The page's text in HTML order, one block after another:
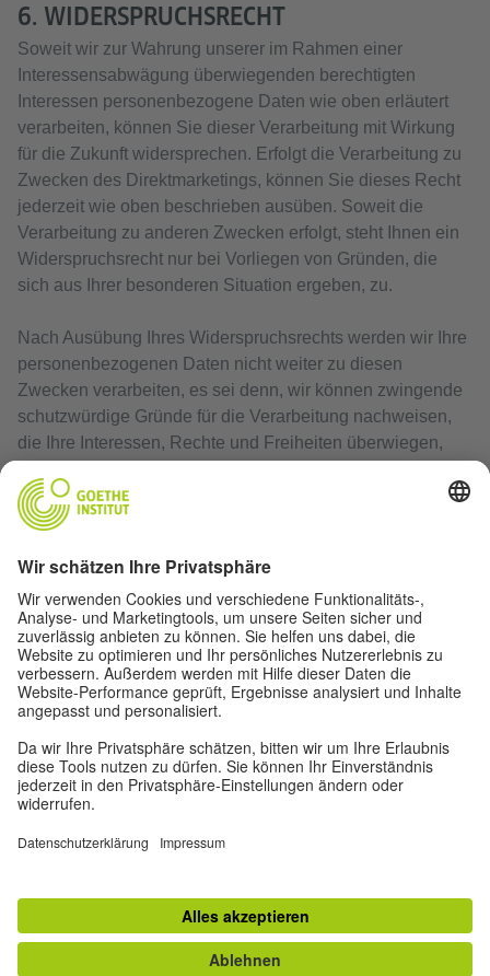
6. WIDERSPRUCHSRECHT
Soweit wir zur Wahrung unserer im Rahmen einer
Interessensabwägung überwiegenden berechtigten
Interessen personenbezogene Daten wie oben erläutert
verarbeiten, können Sie dieser Verarbeitung mit Wirkung
für die Zukunft widersprechen. Erfolgt die Verarbeitung zu
Zwecken des Direktmarketings, können Sie dieses Recht
jederzeit wie oben beschrieben ausüben. Soweit die
Verarbeitung zu anderen Zwecken erfolgt, steht Ihnen ein
Widerspruchsrecht nur bei Vorliegen von Gründen, die
sich aus Ihrer besonderen Situation ergeben, zu.
Nach Ausübung Ihres Widerspruchsrechts werden wir Ihre
personenbezogenen Daten nicht weiter zu diesen
Zwecken verarbeiten, es sei denn, wir können zwingende
schutzwürdige Gründe für die Verarbeitung nachweisen,
die Ihre Interessen, Rechte und Freiheiten überwiegen,
Ausübung oder Verteidigung von Rechtsansprüchen dient.
Direktmarketings erfolgt. Dann werden wir Ihre
personenbezogenen Daten nicht weiter zu diesem Zweck
verarbeiten.
Februar 2020
Goethe-Institut e.V.
TOP
Zur klassischen Ansicht
Barrierefreiheit
Vertrag widerrufen